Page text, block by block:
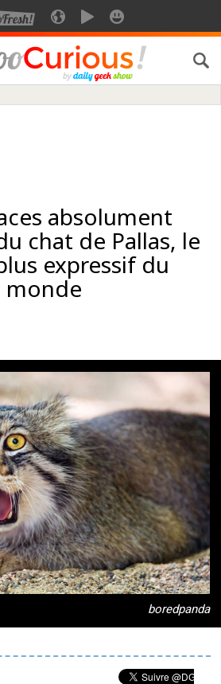
absolument
chat de Pallas, le
expressif du
monde
boredpanda